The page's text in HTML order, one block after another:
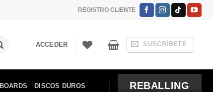
REGISTRO CLIENTE
ACCEDER SUSCRÍBETE
BOARDS DISCOS DUROS REBALLING